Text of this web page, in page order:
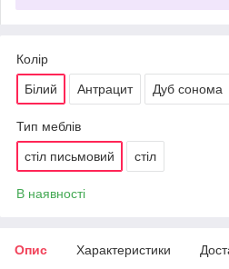
Колір
Білий Антрацит Дуб сонома
Тип меблів
стіл письмовий стіл
В наявності
Опис Характеристики